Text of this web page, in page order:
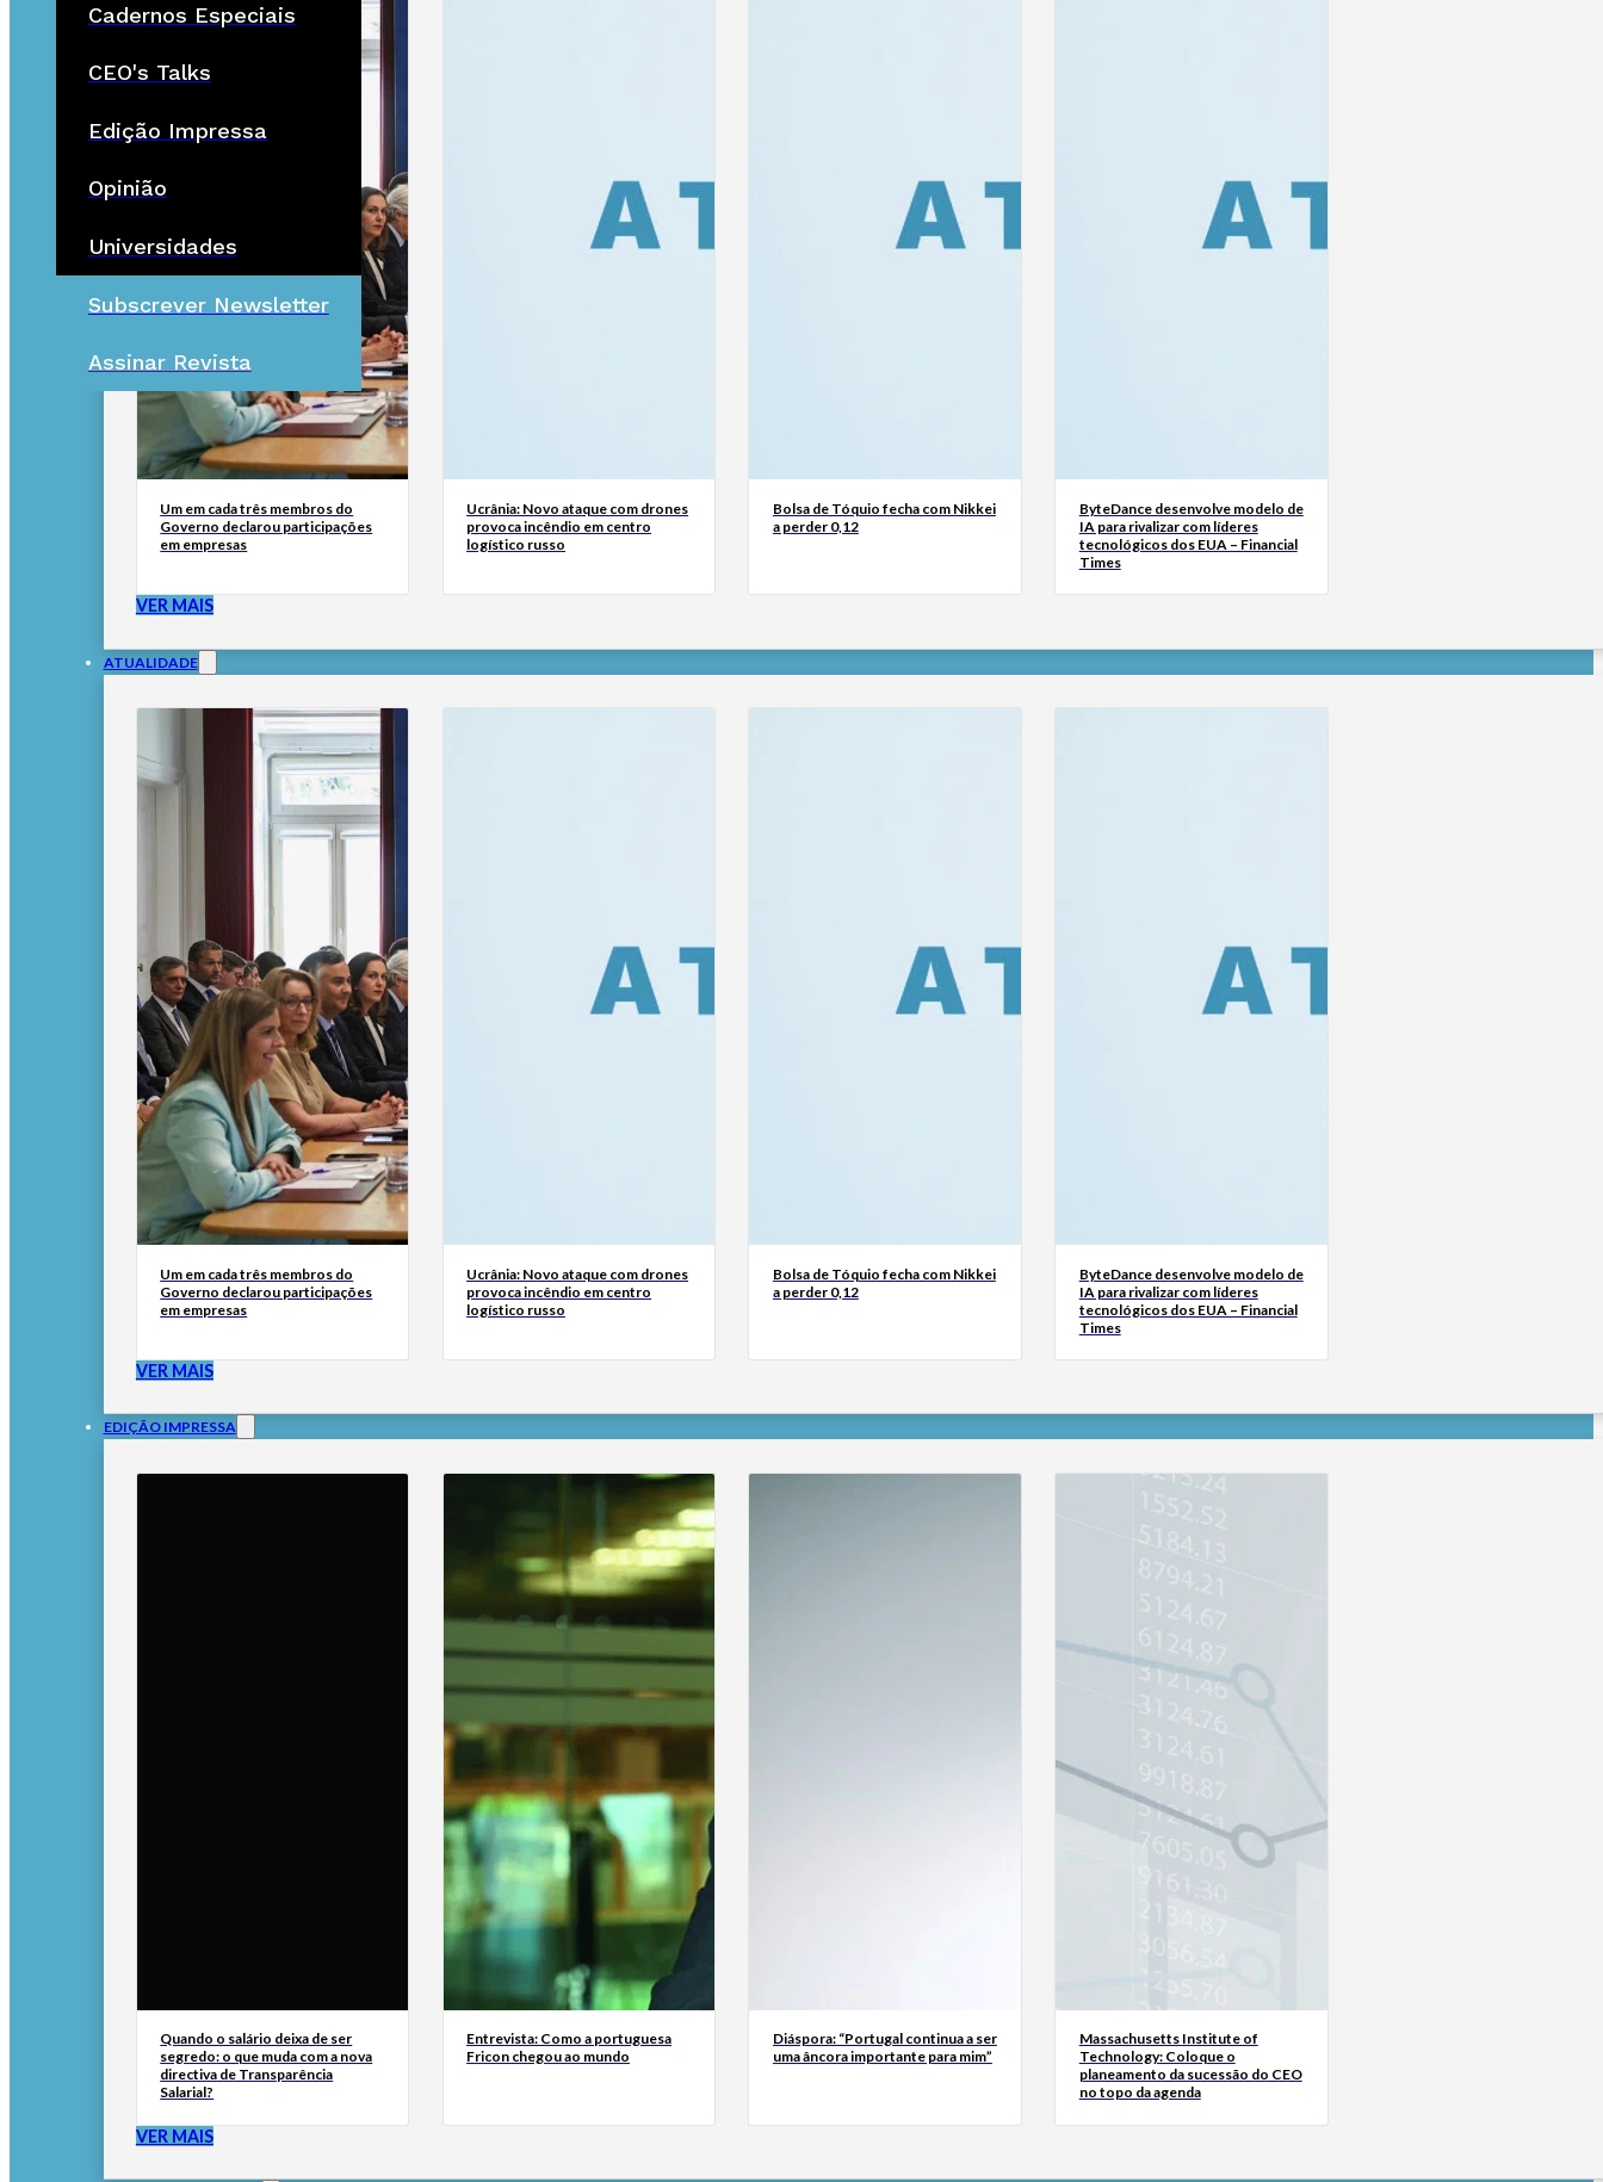
Cadernos Especiais
CEO's Talks
Edição Impressa
Opinião
Universidades
Subscrever Newsletter
Assinar Revista
Um em cada três membros do
Governo declarou participações
em empresas
Ucrânia: Novo ataque com drones
provoca incêndio em centro
logístico russo
Bolsa de Tóquio fecha com Nikkei
a perder 0,12
ByteDance desenvolve modelo de
IA para rivalizar com líderes
tecnológicos dos EUA – Financial
Times
VER MAIS
ATUALIDADE
Um em cada três membros do
Governo declarou participações
em empresas
Ucrânia: Novo ataque com drones
provoca incêndio em centro
logístico russo
Bolsa de Tóquio fecha com Nikkei
a perder 0,12
ByteDance desenvolve modelo de
IA para rivalizar com líderes
tecnológicos dos EUA – Financial
Times
VER MAIS
EDIÇÃO IMPRESSA
Quando o salário deixa de ser
segredo: o que muda com a nova
directiva de Transparência
Salarial?
Entrevista: Como a portuguesa
Fricon chegou ao mundo
Diáspora: “Portugal continua a ser
uma âncora importante para mim”
Massachusetts Institute of
Technology: Coloque o
planeamento da sucessão do CEO
no topo da agenda
VER MAIS